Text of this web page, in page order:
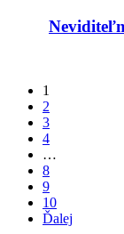
1
2
3
4
…
8
9
10
Ďalej